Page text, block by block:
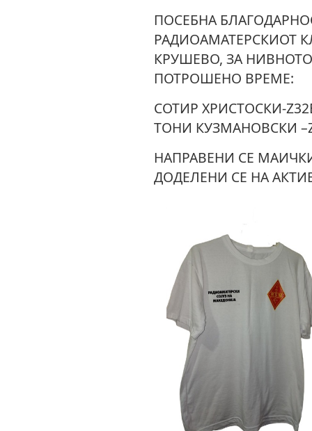
ПОСЕБНА
РАДИОАМАТЕРСКИОТ
КРУШЕВО, ЗА
ПОТРОШЕНО ВРЕМЕ:
СОТИР ХРИСТОСКИ-
ТОНИ КУЗМАНОВСКИ
НАПРАВЕНИ СЕ
ДОДЕЛЕНИ СЕ НА